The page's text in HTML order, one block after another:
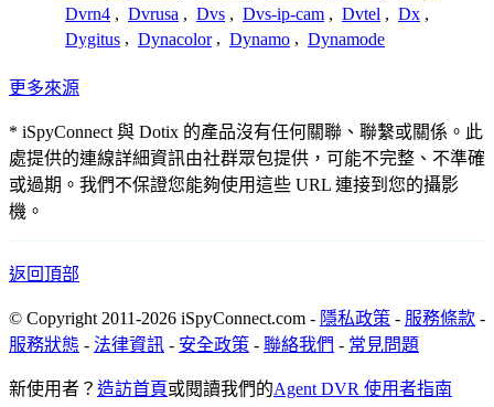
Dvrn4 , Dvrusa , Dvs , Dvs-ip-cam , Dvtel , Dx ,
Dygitus , Dynacolor , Dynamo , Dynamode
更多來源
* iSpyConnect 與 Dotix 的產品沒有任何關聯、聯繫或關係。此
處提供的連線詳細資訊由社群眾包提供，可能不完整、不準確
或過期。我們不保證您能夠使用這些 URL 連接到您的攝影
機。
返回頂部
© Copyright 2011-2026 iSpyConnect.com - 隱私政策 - 服務條款 -
服務狀態 - 法律資訊 - 安全政策 - 聯絡我們 - 常見問題
新使用者？ 造訪首頁或閱讀我們的Agent DVR 使用者指南